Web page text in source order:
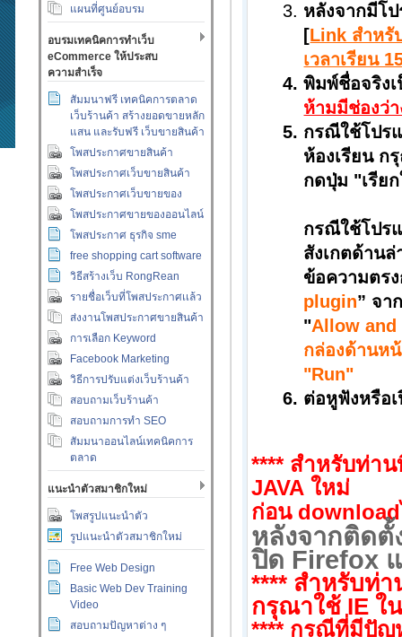
แผนที่ศูนย์อบรม
อบรมเทคนิคการทำเว็บ
eCommerce ให้ประสบ
ความสำเร็จ
สัมมนาฟรี เทคนิคการตลาด
เว็บร้านค้า สร้างยอดขายหลัก
แสน และรับฟรี เว็บขายสินค้า
โพสประกาศขายสินค้า
โพสประกาศเว็บขายสินค้า
โพสประกาศเว็บขายของ
โพสประกาศขายของออนไลน์
โพสประกาศ ธุรกิจ sme
free shopping cart software
วิธีสร้างเว็บ RongRean
รายชื่อเว็บที่โพสประกาศเเล้ว
ส่งงานโพสประกาศขายสินค้า
การเลือก Keyword
Facebook Marketing
วิธีการปรับแต่งเว็บร้านค้า
สอบถามเว็บร้านค้า
สอบถามการทำ SEO
สัมมนาออนไลน์เทคนิคการ
ตลาด
แนะนำตัวสมาชิกใหม่
โพสรูปแนะนำตัว
รูปแนะนำตัวสมาชิกใหม่
Free Web Design
Basic Web Dev Training
Video
สอบถามปัญหาต่าง ๆ
หลังจากมีโ
[Link สำหรั
เวลาเรียน
พิมพ์ชื่อจริง
ห้ามมีช่องว่
กรณีใช้โปร
ห้องเรียน ก
กดปุ่ม "เรีย
กรณีใช้โปร
สังเกตด้าน
ข้อความตรง
plugin” จา
"Allow and
กล่องด้านห
"Run"
ต่อหูฟังหรือเ
**** สำหรับท่า
JAVAใหม่
ก่อน download
หลังจากติด
ปิด Firefox
**** สำหรับท่
กรุณาใช้ IE ใ
**** กรณีที่มีปัญ